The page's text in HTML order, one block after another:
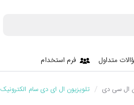
متداول فرم استخدام
ال سی دی تلویزیون ال ای دی سام الکترونیک Sam Electronic 43T5000